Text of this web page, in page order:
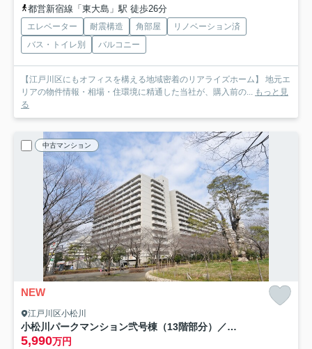
都営新宿線「東大島」駅 徒歩26分
エレベーター 耐震構造 角部屋
リノベーション済
バス・トイレ別
バルコニー
【江戸川区にもオフィスを構える地域密着のリアライズホーム】 地元エ
リアの物件情報・相場・住環境に精通した当社が、購入前の... もっと見
る
中古マンション
NEW
江戸川区小松川
小松川パークマンション弐号棟（13階部分）／仲介手数料無料／新規フルリノベーション
5,990万円